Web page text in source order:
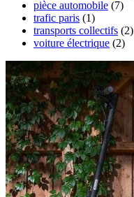
pièce automobile (7)
trafic paris (1)
transports collectifs (2)
voiture électrique (2)